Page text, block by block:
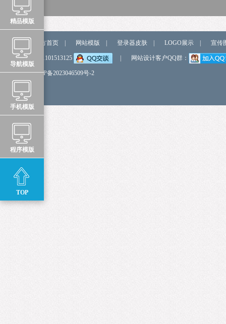
官方首页 网站模版 登录器皮肤 LOGO展示 宣传
弹我QQ QQ:1101513125 网站设计客户QQ群：
备 案 号 鲁ICP备2023046509号-2
精品模版
导航模版
手机模版
程序模版
TOP